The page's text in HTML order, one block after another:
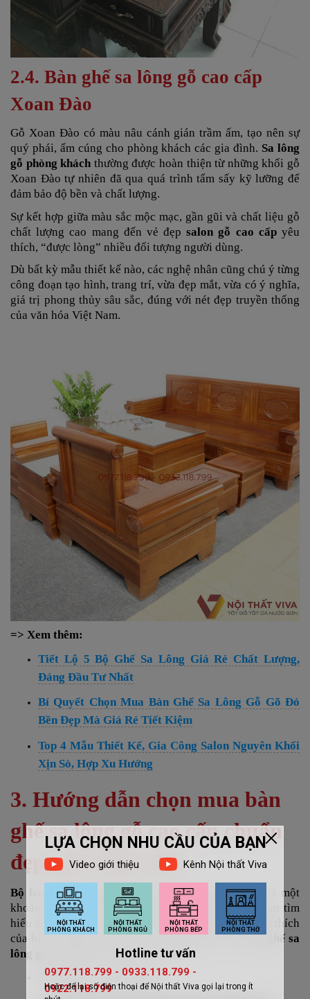
2.4. Bàn ghế sa lông gỗ cao cấp
Xoan Đào
Gỗ Xoan Đào có màu nâu cánh gián trầm ấm, tạo nên sự
quý phái, ấm cúng cho phòng khách các gia đình. Sa lông
gỗ phòng khách thường được hoàn thiện từ những khối gỗ
Xoan Đào tự nhiên đã qua quá trình tẩm sấy kỹ lưỡng để
đảm bảo độ bền và chất lượng.
Sự kết hợp giữa màu sắc mộc mạc, gần gũi và chất liệu gỗ
chất lượng cao mang đến vẻ đẹpsalon gỗ cao cấpyêu
thích, “được lòng” nhiều đối tượng người dùng.
Dù bất kỳ mẫu thiết kế nào, các nghệ nhân cũng chú ý từng
công đoạn tạo hình, trang trí, vừa đẹp mắt, vừa có ý nghĩa,
giá trị phong thủy sâu sắc, đúng với nét đẹp truyền thống
của văn hóa Việt Nam.
=> Xem thêm:
Tiết Lộ 5 Bộ Ghế Sa Lông Giá Rẻ Chất Lượng,
Đáng Đầu Tư Nhất
Bí Quyết Chọn Mua Bàn Ghế Sa Lông Gỗ Gõ Đỏ
Bền Đẹp Mà Giá Rẻ Tiết Kiệm
Top 4 Mẫu Thiết Kế, Gia Công Salon Nguyên Khối
Xịn Sò, Hợp Xu Hướng
3. Hướng dẫn chọn mua bàn
ghế sa lông gỗ cao cấp chuẩn
đẹp, phù hợp nhất
Bộ bàn ghế sa lông gỗ chất lượng cao được xem là một
khoản đầu tư lớn, vì thế, tốt nhất nên dành thời gian tìm
hiểu để tìm được bộ salon phù hợp với nhu cầu và sở thích
của bạn. Dưới đây là một số kinh nghiệm muabàn ghế sa
lông gỗ cao cấp
ai cũng nên “bỏ túi”:
Tìm hiểu về chất liệu gỗ